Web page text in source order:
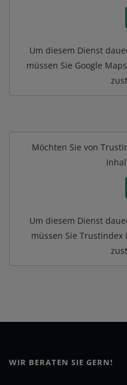
Um diesem Dienst
müssen Sie Google Maps
Möchten Sie von
Um diesem Dienst
müssen Sie Trustindex
WIR BERATEN SIE GERN!